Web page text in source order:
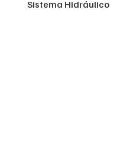
Sistema Hidráulico